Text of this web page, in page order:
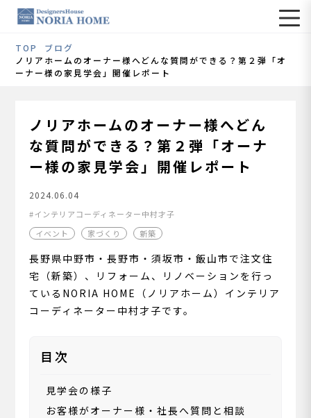
TOP
ブログ
ノリアホームのオーナー様へどんな質問ができる？第２弾「オ
ーナー様の家見学会」開催レポート
ノリアホームのオーナー様へどん
な質問ができる？第２弾「オーナ
ー様の家見学会」開催レポート
2024.06.04
インテリアコーディネーター中村才子
イベント
家づくり 新築
長野県中野市・長野市・須坂市・飯山市で注文住
宅（新築）、リフォーム、リノベーションを行っ
ているNORIA HOME（ノリアホーム）インテリア
コーディネーター中村才子です。
目次
見学会の様子
お客様がオーナー様・社長へ質問と相談